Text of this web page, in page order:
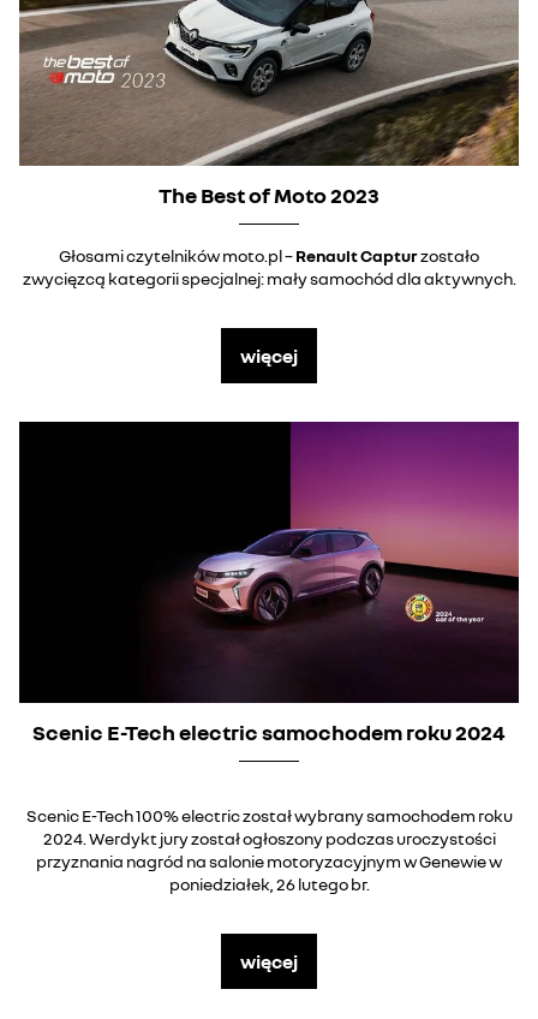
The Best of Moto 2023
Głosami czytelników moto.pl –Renault Capturzostało
zwycięzcą kategorii specjalnej: mały samochód dla aktywnych.
więcej
Scenic E-Tech electric samochodem roku 2024
Scenic E-Tech 100% electric został wybrany samochodem roku
2024. Werdykt jury został ogłoszony podczas uroczystości
przyznania nagród na salonie motoryzacyjnym w Genewie w
poniedziałek, 26 lutego br.
więcej